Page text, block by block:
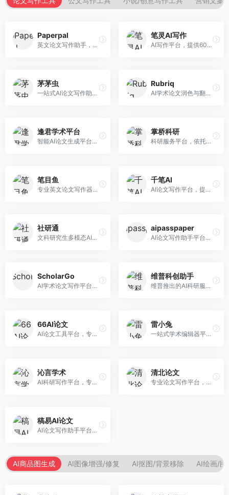
Paperpal
英文论文写作助手，专注于学术英语润色。面向需要发表国际期刊的研究者，提供语法检查、学术表达优化、格式规范等服务，英语表达地道专业。
笔灵AI写作
AI写作平台，提供600+写作模板。面向学生、职场人士和内容创作者，支持论文、公文、营销文案等多种文体，模板丰富，一键生成，写作效率大幅提升。
茅茅虫
一站式AI论文写作助手，覆盖学术写作全场景。面向高校学生和科研人员，提供开题报告、文献综述、论文正文等写作服务，支持多学科多类型论文，操作简便。
Rubriq
AI学术论文润色与翻译平台。面向国际期刊投稿者，提供论文润色、翻译、格式调整等服务，支持多语言，学术表达专业规范。
逢君学术平台
智能AI论文生成平台，支持查重检测。面向高校学生和研究人员，提供论文选题、内容生成、查重修改等一站式服务，学术写作流程完整。
掌桥科研
科研服务平台，依托3亿+真实文献数据库。面向学术研究者和学生，提供文献检索、论文写作、科研数据分析等服务，文献资源丰富，学术支持专业。
笔目鱼
专业英文论文写作器，支持学术论文全流程。面向留学生和国际期刊投稿者，提供英文论文撰写、润色、格式调整等服务，学术英语表达规范。
千笔AI
AI论文写作平台，提供无限改稿服务。面向高校学生和学术研究者，支持论文选题、大纲生成、内容撰写、查重修改等全流程服务，改稿次数不限，服务质量有保障。
社研通
文科研究生多模态AI学术写作平台。面向文科研究生和社科研究者，提供文献综述、理论分析、定性研究辅助等服务，文科研究方法论支持完善。
aipasspaper
AI论文写作助手平台，提供智能化的学术写作支持。面向大学生和研究人员，支持多种学科论文生成，提供参考文献管理和格式规范服务，写作效率高。
ScholarGo
AI学术论文写作平台，专注于理工科领域的逻辑构建。面向理工科研究生和科研工作者，提供公式编辑、数据分析、论文结构优化等服务，理工科写作逻辑严谨。
维普科创助手
维普推出的AI科研服务平台，整合学术资源与智能写作。面向科研人员和高校师生，提供文献检索、论文写作、查重检测等一站式服务，学术资源权威可靠。
66AI论文
AI论文工具平台，专注于高质量低查重论文生成。面向大学生和研究生，提供论文写作、降重修改等服务，生成内容原创度高，查重率低。
雷小兔
一站式学术编辑器平台，覆盖论文写作全流程。面向高校学生和科研人员，提供选题分析、文献检索、论文生成、查重降重等服务，操作流程清晰，学术写作效率显著提升。
沁言学术
AI科研写作平台，专注于学术研究辅助。面向研究生和科研工作者，提供文献分析、研究方法指导、论文撰写等服务，学术资源丰富，研究支持全面。
清北论文
专业论文写作平台，依托高校学术资源。面向本科生和研究生，提供论文指导、写作辅助、查重检测等服务，学术规范性强，适合追求高质量论文的用户。
稿易AI论文
AI论文写作助手平台，提供智能化学术写作支持。面向高校学生，支持多种论文类型生成，提供参考文献管理和格式规范服务，操作流程简单。
AI商品图生成 AI图像增强/修复 AI抠图/背景移除 AI绘画/图